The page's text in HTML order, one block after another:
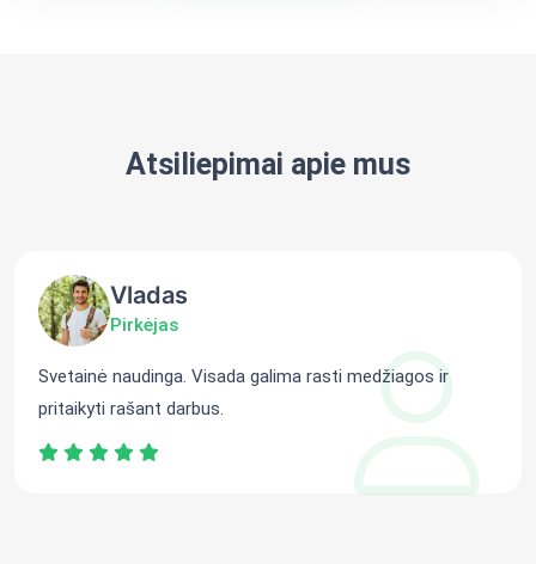
Atsiliepimai apie mus
Vladas
Pirkėjas
Svetainė naudinga. Visada galima rasti medžiagos ir
pritaikyti rašant darbus.